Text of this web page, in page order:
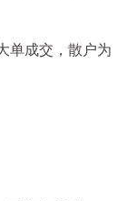
单成交，散户为